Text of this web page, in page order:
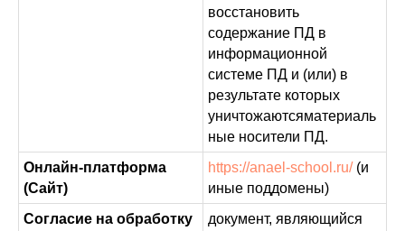
восстановить
содержание ПД в
информационной
системе ПД и (или) в
результате которых
уничтожаютсяматериаль
ные носители ПД.
Онлайн-платформа
(Сайт)
https://anael-school.ru/(и
иные поддомены)
Согласие на обработку
документ, являющийся